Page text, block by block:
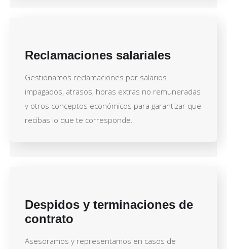
Reclamaciones salariales
Gestionamos reclamaciones por salarios
impagados, atrasos, horas extras no remuneradas
y otros conceptos económicos para garantizar que
recibas lo que te corresponde.
Despidos y terminaciones de
contrato
Asesoramos y representamos en casos de